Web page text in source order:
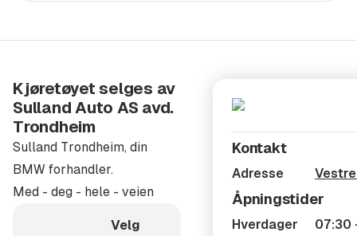
Vi kan transportere bilen over hele Norge, spør oss
Vår service-/deleavdeling tilbyr også:
- Skibokser fra Packline og THULE
- Barneseter og sikkerhetsutstyr fra BeSafe
- Ettermontering av tilhengerfeste
- Ettermontering av motorvarmer, DEFA, WEBASTO etc.
- Ettermontering av navigasjonssystem, f.eks. Garmin,
Kjøretøyet selges av
Sulland Auto AS avd.
Trondheim
Sulland Trondheim, din
BMW forhandler.
Med - deg - hele - veien
Velg
Kontakt
Adresse
Åpningstider
Hverdager
07:30